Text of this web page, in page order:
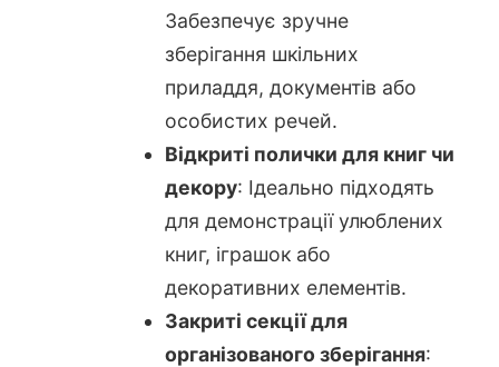
Забезпечує зручне
зберігання шкільних
приладдя, документів або
особистих речей.
Відкриті полички для книг чи
декору: Ідеально підходять
для демонстрації улюблених
книг, іграшок або
декоративних елементів.
Закриті секції для
організованого зберігання: